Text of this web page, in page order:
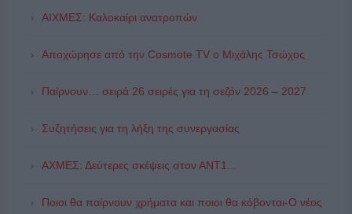
ΑΙΧΜΕΣ: Καλοκαίρι ανατροπών
Αποχώρησε από την Cosmote TV o Μιχάλης Τσώχος
Παίρνουν… σειρά 26 σειρές για τη σεζόν 2026 – 2027
Συζητήσεις για τη λήξη της συνεργασίας
ΑΧΜΕΣ: Δεύτερες σκέψεις στον ΑΝΤ1...
Ποιοι θα παίρνουν χρήματα και ποιοι θα κόβονται-Ο νέος